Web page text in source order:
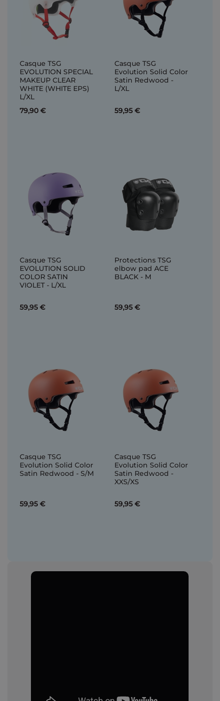
Casque TSG
EVOLUTION SPECIAL
MAKEUP CLEAR
WHITE (WHITE EPS)
L/XL
79,90 €
Casque TSG
Evolution Solid Color
Satin Redwood -
L/XL
59,95 €
Casque TSG
EVOLUTION SOLID
COLOR SATIN
VIOLET - L/XL
59,95 €
Protections TSG
elbow pad ACE
BLACK - M
59,95 €
Casque TSG
Evolution Solid Color
Satin Redwood - S/M
59,95 €
Casque TSG
Evolution Solid Color
Satin Redwood -
XXS/XS
59,95 €